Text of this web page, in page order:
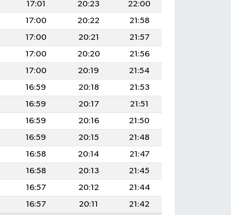
17:01 20:23
22:00
17:00 20:22
21:58
17:00 20:21
21:57
17:00 20:20
21:56
17:00 20:19
21:54
16:59 20:18
21:53
16:59 20:17
21:51
16:59 20:16
21:50
16:59 20:15
21:48
16:58 20:14
21:47
16:58 20:13
21:45
16:57 20:12
21:44
16:57 20:11
21:42